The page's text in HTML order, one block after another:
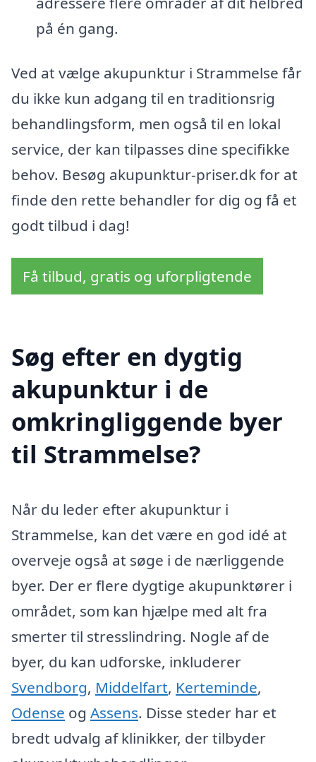
på én gang.
Ved at vælge akupunktur i Strammelse får
du ikke kun adgang til en traditionsrig
behandlingsform, men også til en lokal
service, der kan tilpasses dine specifikke
behov. Besøg akupunktur-priser.dk for at
finde den rette behandler for dig og få et
godt tilbud i dag!
Få tilbud, gratis og uforpligtende
Søg efter en dygtig
akupunktur i de
omkringliggende byer
til Strammelse?
Når du leder efter akupunktur i
Strammelse, kan det være en god idé at
overveje også at søge i de nærliggende
byer. Der er flere dygtige akupunktører i
området, som kan hjælpe med alt fra
smerter til stresslindring. Nogle af de
byer, du kan udforske, inkluderer
Svendborg, Middelfart, Kerteminde,
Odense og Assens. Disse steder har et
bredt udvalg af klinikker, der tilbyder